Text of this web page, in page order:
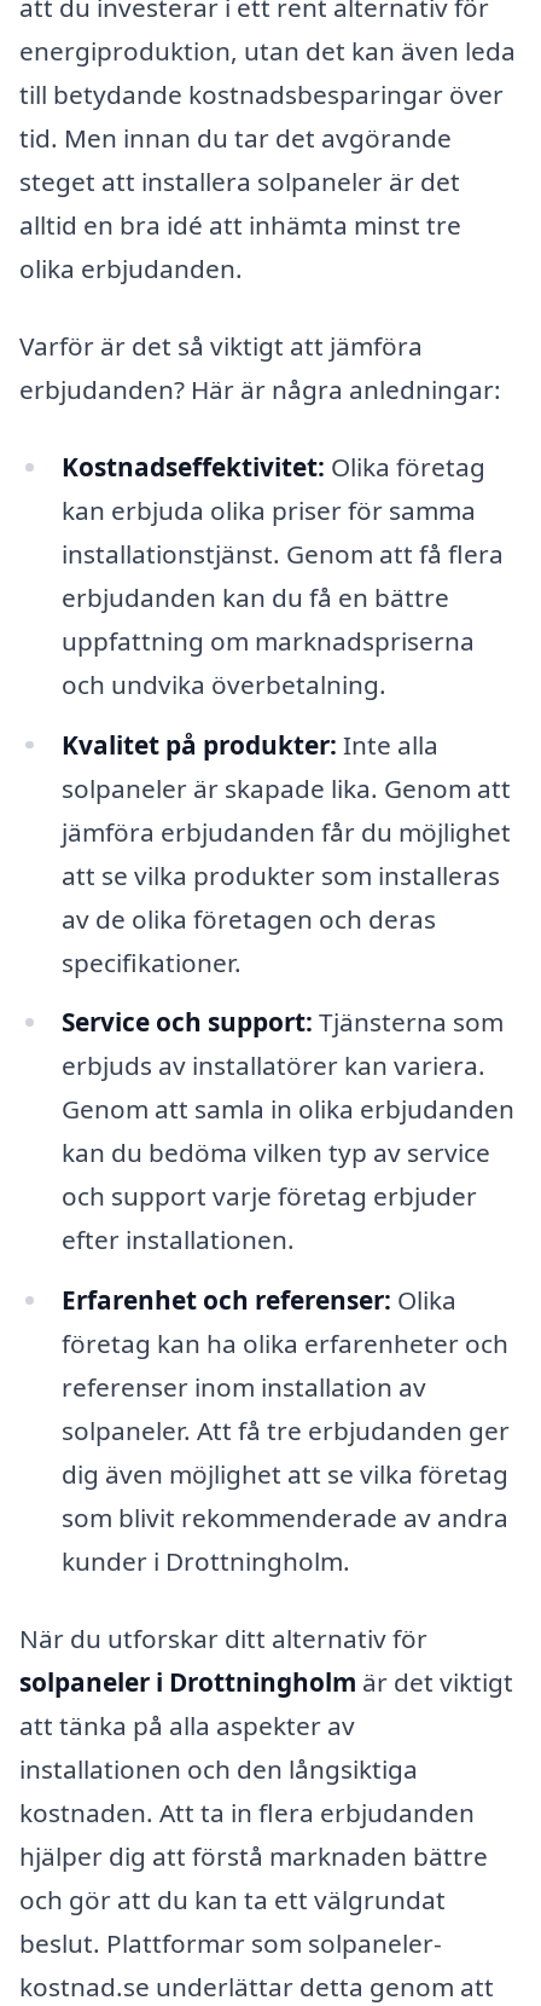
att du investerar i ett rent alternativ för
energiproduktion, utan det kan även leda
till betydande kostnadsbesparingar över
tid. Men innan du tar det avgörande
steget att installera solpaneler är det
alltid en bra idé att inhämta minst tre
olika erbjudanden.
Varför är det så viktigt att jämföra
erbjudanden? Här är några anledningar:
Kostnadseffektivitet: Olika företag
kan erbjuda olika priser för samma
installationstjänst. Genom att få flera
erbjudanden kan du få en bättre
uppfattning om marknadspriserna
och undvika överbetalning.
Kvalitet på produkter: Inte alla
solpaneler är skapade lika. Genom att
jämföra erbjudanden får du möjlighet
att se vilka produkter som installeras
av de olika företagen och deras
specifikationer.
Service och support: Tjänsterna som
erbjuds av installatörer kan variera.
Genom att samla in olika erbjudanden
kan du bedöma vilken typ av service
och support varje företag erbjuder
efter installationen.
Erfarenhet och referenser: Olika
företag kan ha olika erfarenheter och
referenser inom installation av
solpaneler. Att få tre erbjudanden ger
dig även möjlighet att se vilka företag
som blivit rekommenderade av andra
kunder i Drottningholm.
När du utforskar ditt alternativ för
solpaneler i Drottningholm är det viktigt
att tänka på alla aspekter av
installationen och den långsiktiga
kostnaden. Att ta in flera erbjudanden
hjälper dig att förstå marknaden bättre
och gör att du kan ta ett välgrundat
beslut. Plattformar som solpaneler-
kostnad.se underlättar detta genom att